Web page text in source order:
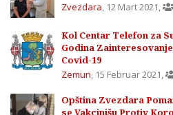
Zvezdara, 12 Mart 2021,
Kol Centar Telefon za
Godina
Covid-19
Zemun, 15 Februar 2021,
Opština Zvezdara
se Vakcinišu Protiv